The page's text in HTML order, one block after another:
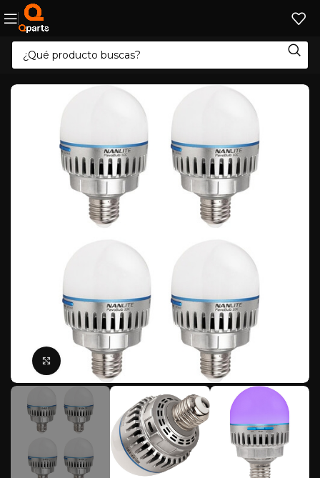
Click para agrandar